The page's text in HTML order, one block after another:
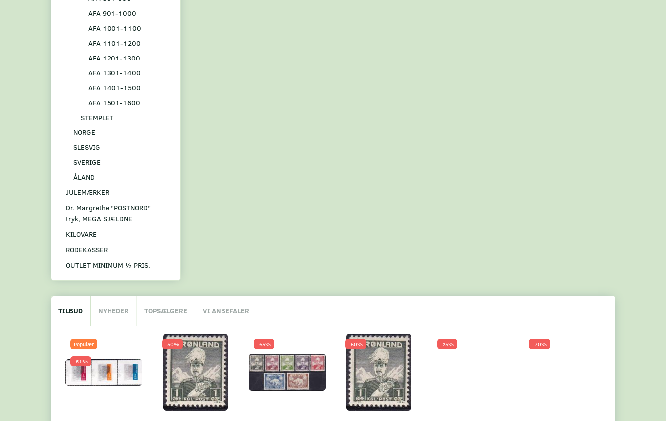
AFA 901-1000
AFA 1001-1100
AFA 1101-1200
AFA 1201-1300
AFA 1301-1400
AFA 1401-1500
AFA 1501-1600
STEMPLET
NORGE
SLESVIG
SVERIGE
ÅLAND
JULEMÆRKER
Dr. Margrethe "POSTNORD"
tryk, MEGA SJÆLDNE
KILOVARE
RODEKASSER
OUTLET MINIMUM ½ PRIS.
TILBUD NYHEDER TOPSÆLGERE VI ANBEFALER
Populær
-51%
-50% -65% -50% -25% -70%